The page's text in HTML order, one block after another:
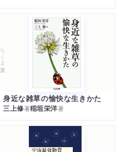
ちくま文庫
身近な雑草の愉快な生きかた
三上修著稲垣栄洋著